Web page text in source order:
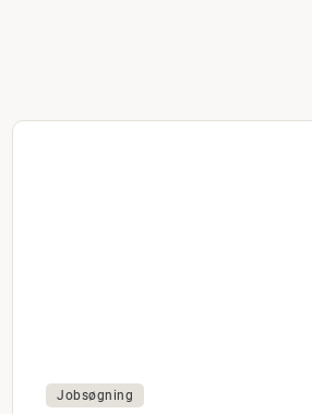
Jobsøgning